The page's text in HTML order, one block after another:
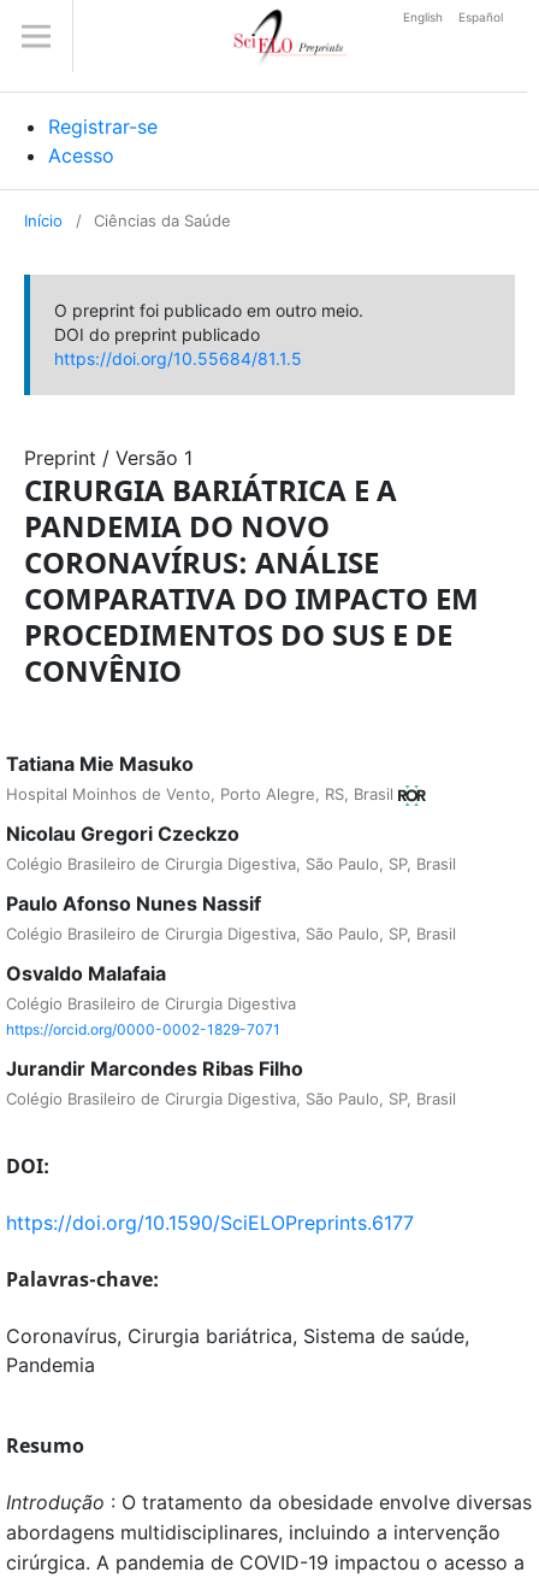
Registrar-se
Acesso
English Español
Início / Ciências da Saúde
O preprint foi publicado em outro meio.
DOI do preprint publicado
https://doi.org/10.55684/81.1.5
Preprint / Versão 1
CIRURGIA BARIÁTRICA E A
PANDEMIA DO NOVO
CORONAVÍRUS: ANÁLISE
COMPARATIVA DO IMPACTO EM
PROCEDIMENTOS DO SUS E DE
CONVÊNIO
Tatiana Mie Masuko
Hospital Moinhos de Vento, Porto Alegre, RS, Brasil
Nicolau Gregori Czeckzo
Colégio Brasileiro de Cirurgia Digestiva, São Paulo, SP, Brasil
Paulo Afonso Nunes Nassif
Colégio Brasileiro de Cirurgia Digestiva, São Paulo, SP, Brasil
Osvaldo Malafaia
Colégio Brasileiro de Cirurgia Digestiva
https://orcid.org/0000-0002-1829-7071
Jurandir Marcondes Ribas Filho
Colégio Brasileiro de Cirurgia Digestiva, São Paulo, SP, Brasil
DOI:
https://doi.org/10.1590/SciELOPreprints.6177
Palavras-chave:
Coronavírus, Cirurgia bariátrica, Sistema de saúde,
Pandemia
Resumo
Introdução : O tratamento da obesidade envolve diversas
abordagens multidisciplinares, incluindo a intervenção
cirúrgica. A pandemia de COVID-19 impactou o acesso a